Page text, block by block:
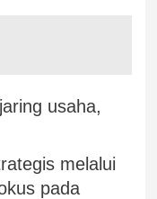
usaha,
melalui
pada